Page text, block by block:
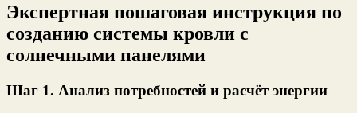
Экспертная пошаговая инструкция по
созданию системы кровли с
солнечными панелями
Шаг 1. Анализ потребностей и расчёт энергии